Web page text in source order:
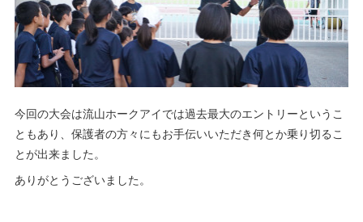
今回の大会は流山ホークアイでは過去最大のエントリーというこ
ともあり、保護者の方々にもお手伝いいただき何とか乗り切るこ
とが出来ました。
ありがとうございました。